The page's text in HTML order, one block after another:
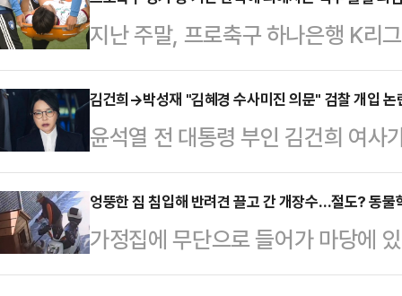
르면 ​삼성전자 사측은 이날 초기업
준 투명화와 특별보상 제도…
게 적용될 것으로 전망된다. 법조계
실형을 피하기 어렵다고 봤다.전날
는 특수상해 등 혐의를 받은 화성시
씨(60대)에 대한 구속 전 피의자심
다. 증거 인멸 및 도주…
지난 주말, 프로축구 하나은행 K리
서 아찔한 장면이 나왔다. 후반 추
리던 대전의 이시다 마사토시(마사
단 결과 마사는 척추 돌기 부분 골
부 축구팬들은 "동업자 정신이 없
다는 주장까지 펼쳤다.이와 관련해
는 선수들이 어느 정도의 접촉·부
일반적인 태클로 인해…
김건희→박성재 "김혜경 수사미진 의문" 검찰 개입
윤석열 전 대통령 부인 김건희 여사
그램 메시지가 법정에 공개되면서
위로 떠오르고 있다. 논란이 사실로
직권남용죄가 직접 적용되는지 여
물을 수 있다는 분석이 나온다.서
엉뚱한 집 침입해 반려견 끌고 간 개장수…절도? 동
가정집에 무단으로 들어가 마당에
장수'가 경찰에 붙잡혔다. 단순 절